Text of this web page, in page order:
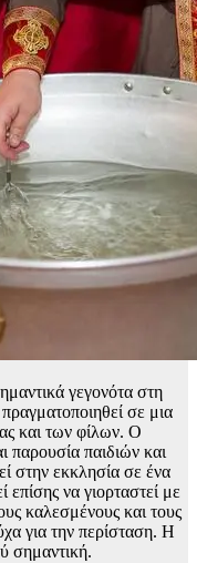
γεγονότα στη
σε μια
και των φίλων. Ο
παρουσία παιδιών και
στην εκκλησία σε ένα
να γιορταστεί με
καλεσμένους και τους
για την περίσταση. H
σημαντική.